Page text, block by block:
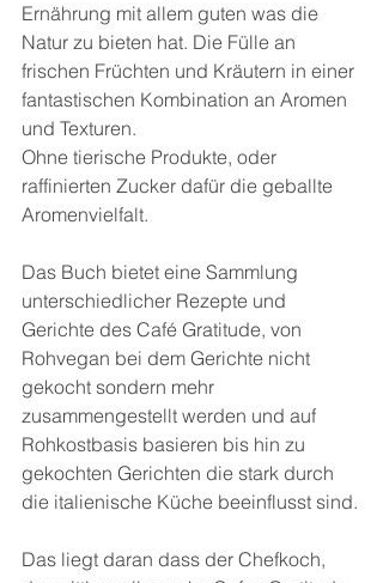
Ernährung mit allem guten was die
Natur zu bieten hat. Die Fülle an
frischen Früchten und Kräutern in einer
fantastischen Kombination an Aromen
und Texturen.
Ohne tierische Produkte, oder
raffinierten Zucker dafür die geballte
Aromenvielfalt.
Das Buch bietet eine Sammlung
unterschiedlicher Rezepte und
Gerichte des Café Gratitude, von
Rohvegan bei dem Gerichte nicht
gekocht sondern mehr
zusammengestellt werden und auf
Rohkostbasis basieren bis hin zu
gekochten Gerichten die stark durch
die italienische Küche beeinflusst sind.
Das liegt daran dass der Chefkoch,